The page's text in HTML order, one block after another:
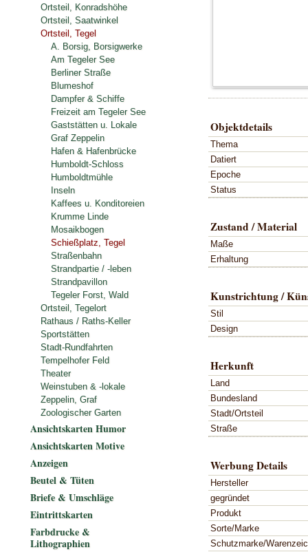
Objektdetails
Thema
Datiert
Epoche
Status
Zustand / Material
Maße
Erhaltung
Kunstrichtung /
Stil
Design
Herkunft
Land
Bundesland
Stadt/Ortsteil
Straße
Werbung Details
Hersteller
gegründet
Produkt
Sorte/Marke
Schutzmarke/
Ortsteil, Konradshöhe
Ortsteil, Saatwinkel
Ortsteil, Tegel
A. Borsig, Borsigwerke
Am Tegeler See
Berliner Straße
Blumeshof
Dampfer & Schiffe
Freizeit am Tegeler See
Gaststätten u. Lokale
Graf Zeppelin
Hafen & Hafenbrücke
Humboldt-Schloss
Humboldtmühle
Inseln
Kaffees u. Konditoreien
Krumme Linde
Mosaikbogen
Schießplatz, Tegel
Straßenbahn
Strandpartie / -leben
Strandpavillon
Tegeler Forst, Wald
Ortsteil, Tegelort
Rathaus / Raths-Keller
Sportstätten
Stadt-Rundfahrten
Tempelhofer Feld
Theater
Weinstuben & -lokale
Zeppelin, Graf
Zoologischer Garten
Ansichtskarten Humor
Ansichtskarten Motive
Anzeigen
Beutel & Tüten
Briefe & Umschläge
Eintrittskarten
Farbdrucke &
Lithographien